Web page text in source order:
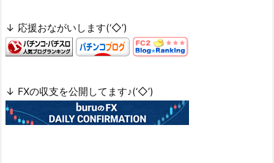
↓ 応援おながいします(‘◇’)ゞ
↓ FXの収支を公開してます♪(‘◇’)ゞ